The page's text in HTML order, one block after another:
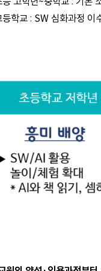
학교 : SW 심화과정 이